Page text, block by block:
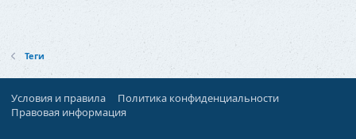
Теги
Условия и правила
Политика конфиденциальности
Правовая информация